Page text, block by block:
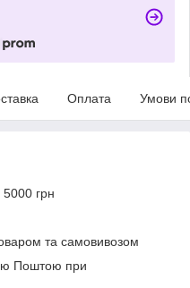
Оплата Умови
грн
та самовивозом
Поштою при